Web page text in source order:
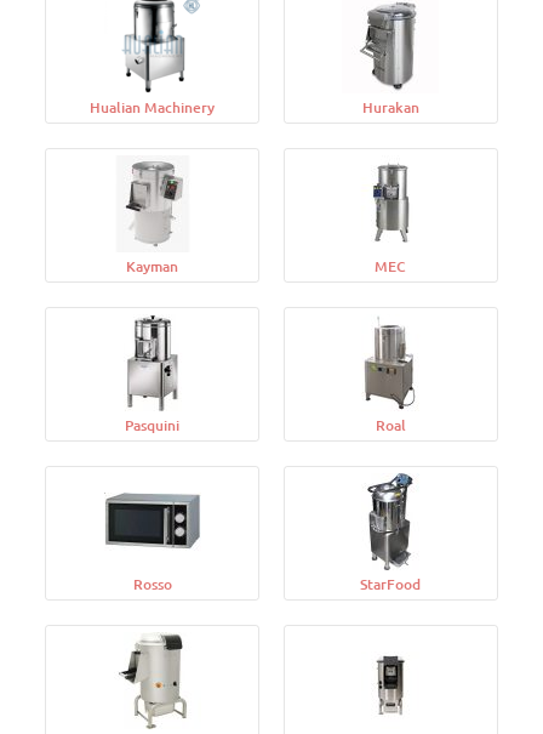
Hualian Machinery Hurakan
Kayman MEC
Pasquini Roal
Rosso StarFood